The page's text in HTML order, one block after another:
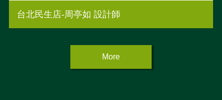
台北民生店-周亭如 設計師
More